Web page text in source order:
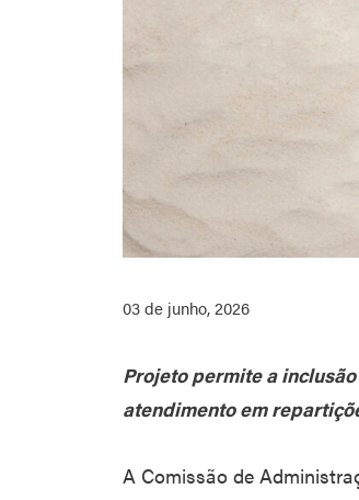
03 de junho, 2026
Projeto permite a
atendimento em
A Comissão de